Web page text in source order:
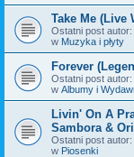
Take Me (Live
Ostatni post autor:
w Muzyka i płyty
Forever
Ostatni post autor:
w Albumy i
Livin' On A
Sambora &
Ostatni post autor:
w Piosenki